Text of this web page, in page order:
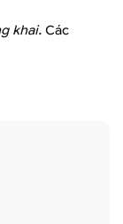
khai. Các